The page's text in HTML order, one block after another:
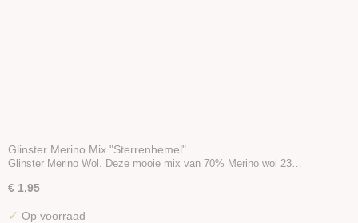
Glinster Merino Mix "Sterrenhemel"
Glinster Merino Wol. Deze mooie mix van 70% Merino wol 23…
€ 1,95
✓ Op voorraad